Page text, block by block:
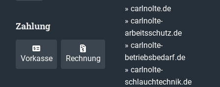
Zahlung
Vorkasse Rechnung
» carlnolte.de
» carlnolte-
arbeitsschutz.de
» carlnolte-
betriebsbedarf.de
» carlnolte-
schlauchtechnik.de